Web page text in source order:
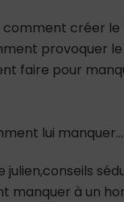
comment créer le
provoquer
faire pour
lui manquer…
julien,conseils
manquer à un